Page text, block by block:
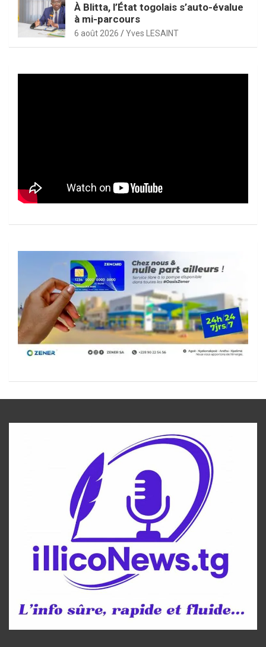
À Blitta, l’État togolais s’auto-évalue
à mi-parcours
6 août 2026 Yves LESAINT